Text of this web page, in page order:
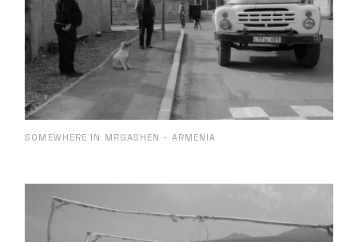
SOMEWHERE IN MRGASHEN - ARMENIA